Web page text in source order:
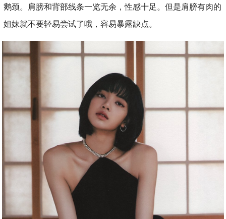
鹅颈。肩膀和背部线条一览无余，性感十足。但是肩膀有肉的
姐妹就不要轻易尝试了哦，容易暴露缺点。